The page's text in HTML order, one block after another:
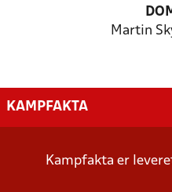
Martin
KAMPFAKTA
Kampfakta er